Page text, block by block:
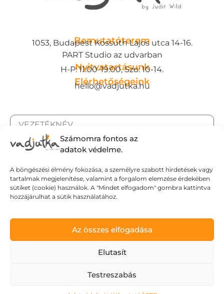
Számomra fontos az
adatok védelme.
A böngészési élmény fokozása, a személyre szabott hirdetések vagy
tartalmak megjelenítése, valamint a forgalom elemzése érdekében
sütiket (cookie) használok. A "Mindet elfogadom" gombra kattintva
hozzájárulhat a sütik használatához.
Az összes elfogadása
Elutasít
Testreszabás
Bemutatóterem
1053, Budapest Kossuth Lajos utca 14-16.
PART Studio az udvarban
Nyitvatartásunk
H-P: 11:00-19:00, Szo: 10-14.
Elérhetőségeink
hello@vadjutka.hu
ELFOGADOM AZ ADATKEZELÉSI TÁJÉKOZTATÓT.